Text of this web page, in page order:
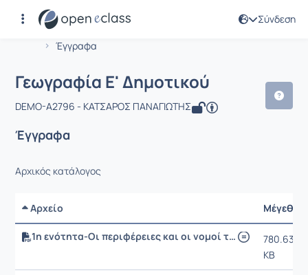
Σύνδεση
Αρχική Σελίδα
Έγγραφα
Μάθημα : Γεωγραφία Ε' Δημοτικού
Γεωγραφία Ε' Δημοτικού
DEMO-A2796 - ΚΑΤΣΑΡΟΣ ΠΑΝΑΓΙΩΤΗΣ
Έγγραφα
Αρχικός κατάλογος
Αρχείο Μέγεθος
1η ενότητα-Οι περιφέρειες και οι νομοί της Ελλάδας
780.63
KB